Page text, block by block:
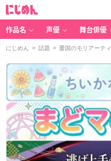
作品名 声優 舞台俳優
にじめん > 話題 > 憂国のモリアーティ